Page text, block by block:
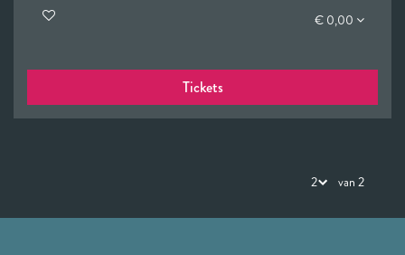
€ 0,00
Tickets
van 2